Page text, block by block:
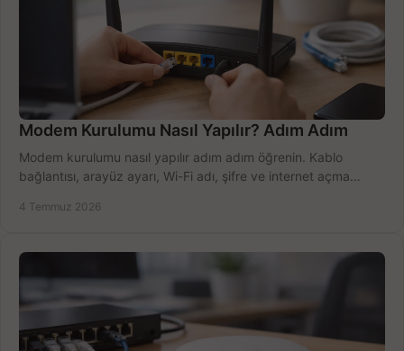
Modem Kurulumu Nasıl Yapılır? Adım Adım
Modem kurulumu nasıl yapılır adım adım öğrenin. Kablo
bağlantısı, arayüz ayarı, Wi-Fi adı, şifre ve internet açma
4 Temmuz 2026